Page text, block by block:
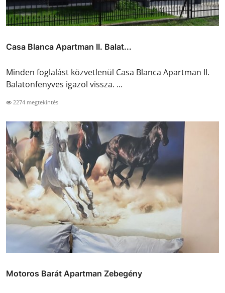
Casa Blanca Apartman II. Balat...
Minden foglalást közvetlenül Casa Blanca Apartman II.
Balatonfenyves igazol vissza. ...
2274 megtekintés
Motoros Barát Apartman Zebegény